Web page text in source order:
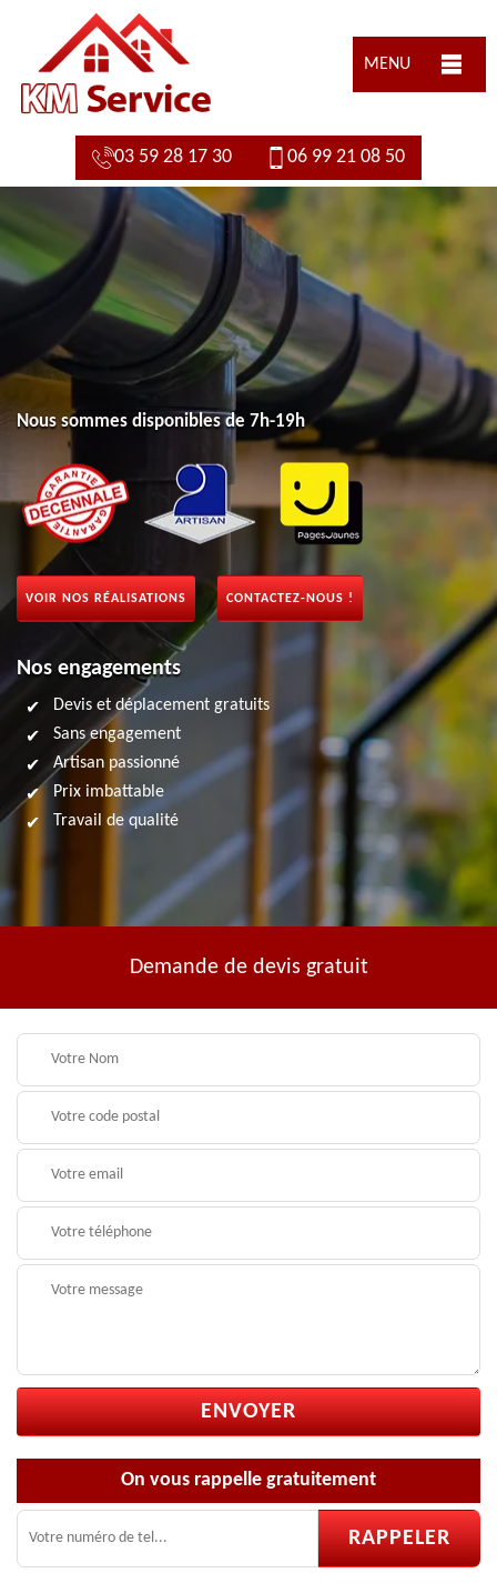
MENU
03 59 28 17 30 06 99 21 08 50
Nous sommes disponibles de 7h-19h
VOIR NOS RÉALISATIONS CONTACTEZ-NOUS !
Nos engagements
Devis et déplacement gratuits
Sans engagement
Artisan passionné
Prix imbattable
Travail de qualité
Demande de devis gratuit
On vous rappelle gratuitement